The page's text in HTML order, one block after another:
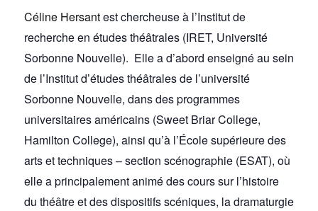
Céline Hersantest chercheuse à l’Institut de
recherche en études théâtrales (IRET, Université
Sorbonne Nouvelle). Elle a d’abord enseigné au sein
de l’Institut d’études théâtrales de l’université
Sorbonne Nouvelle, dans des programmes
universitaires américains (Sweet Briar College,
Hamilton College), ainsi qu’à l’École supérieure des
arts et techniques – section scénographie (ESAT), où
elle a principalement animé des cours sur l’histoire
du théâtre et des dispositifs scéniques, la dramaturgie